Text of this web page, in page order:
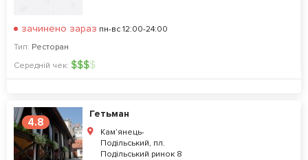
зачинено зараз пн-вс 12:00-24:00
Тип: Ресторан
Середній чек: $$$$
4.8
Гетьман
Кам’янець-
Подільський, пл.
Подільський ринок 8